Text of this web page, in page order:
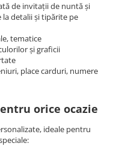
de invitații de nuntă și
detalii și tipărite pe
tematice
și graficii
place carduri, numere
orice ocazie
ideale pentru